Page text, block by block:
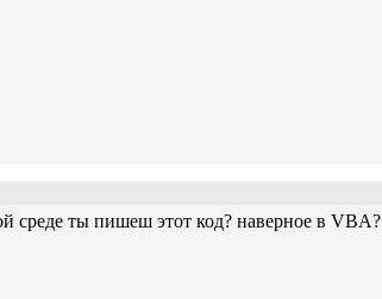
среде ты пишеш этот код? наверное в VBA?